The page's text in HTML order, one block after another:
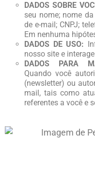
DADOS SOBRE
seu nome; nome
de e-mail; CNPJ;
Em nenhuma
DADOS DE USO:
nosso site e
DADOS PARA
Quando você
(newsletter) ou
mail, tais como
referentes a você e